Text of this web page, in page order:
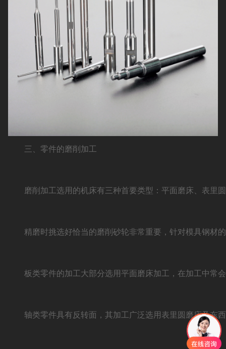
三、零件的磨削加工
磨削加工选用的机床有三种首要类型：平面磨床、表里圆
精磨时挑选好恰当的磨削砂轮非常重要，针对模具钢材的
板类零件的加工大部分选用平面磨床加工，在加工中常会
轴类零件具有反转面，其加工广泛选用表里圆磨床及东西